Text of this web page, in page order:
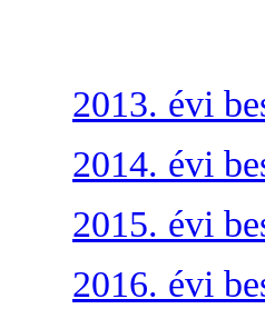
2013. évi
2014. évi
2015. évi
2016. évi